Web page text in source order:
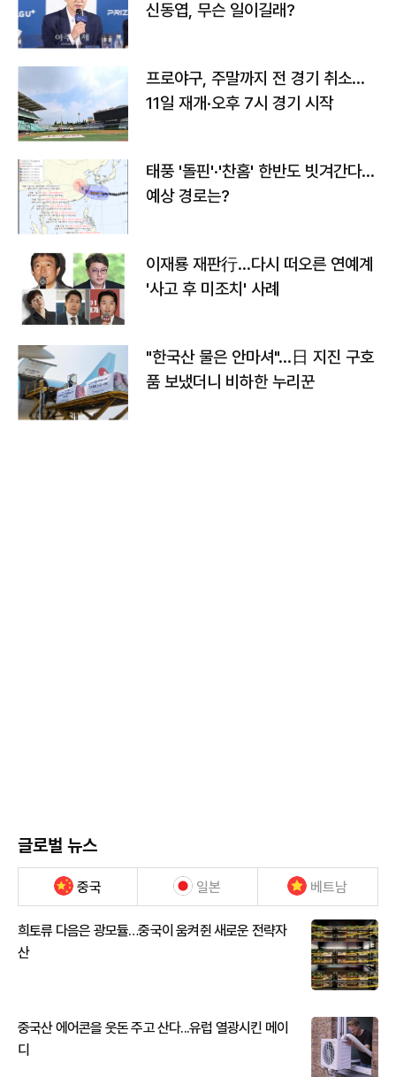
신동엽, 무슨 일이길래?
프로야구, 주말까지 전 경기 취소…
11일 재개·오후 7시 경기 시작
태풍 '돌핀'·'찬홈' 한반도 빗겨간다…
예상 경로는?
이재룡 재판行…다시 떠오른 연예계
'사고 후 미조치' 사례
"한국산 물은 안마셔"…日 지진 구호
품 보냈더니 비하한 누리꾼
글로벌 뉴스
중국 일본 베트남
희토류 다음은 광모듈…중국이 움켜쥔 새로운 전략자
산
중국산 에어콘을 웃돈 주고 산다...유럽 열광시킨 메이
디